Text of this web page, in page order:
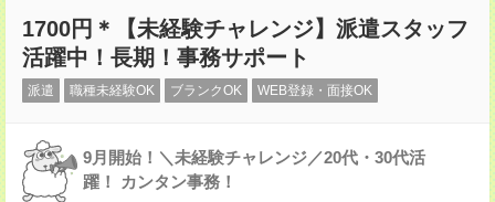
1700円＊【未経験チャレンジ】派遣スタッフ
活躍中！長期！事務サポート
派遣 職種未経験OK ブランクOK WEB登録・面接OK
9月開始！＼未経験チャレンジ／20代・30代活
躍！ カンタン事務！